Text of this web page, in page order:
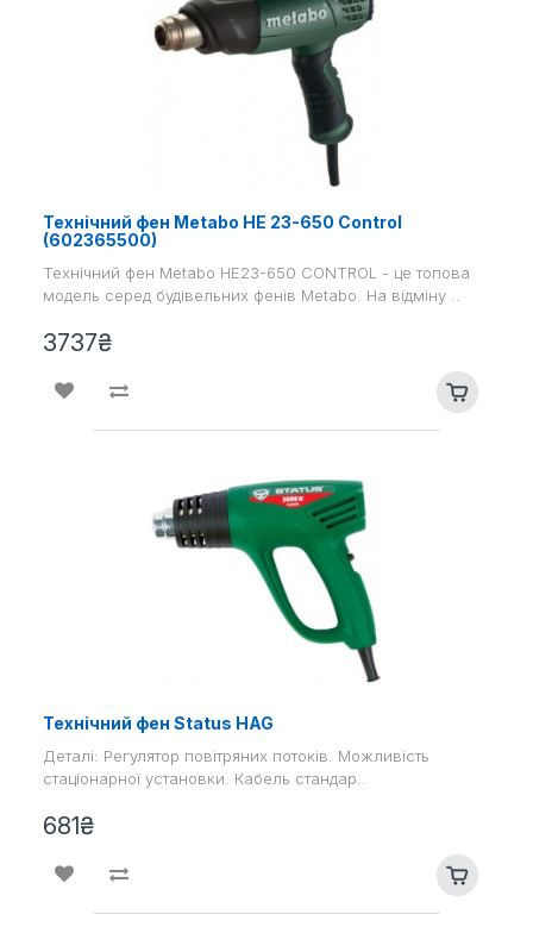
Технічний фен Metabo HE 23-650 Control
(602365500)
Технічний фен Metabo HE23-650 CONTROL - це топова
модель серед будівельних фенів Metabo. На відміну ..
3737₴
Технічний фен Status HAG
Деталі: Регулятор повітряних потоків. Можливість
стаціонарної установки. Кабель стандар..
681₴